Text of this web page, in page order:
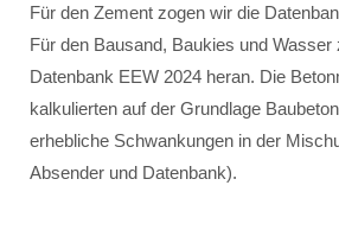
Für den Zement zogen wir die
Für den Bausand, Baukies und Wasser
Datenbank EEW 2024 heran. Die
kalkulierten auf der Grundlage
erhebliche Schwankungen in der
Absender und Datenbank).